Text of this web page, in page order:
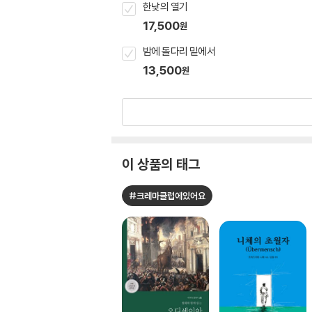
한낮의 열기
17,500원
밤에 돌다리 밑에서
13,500원
이 상품의 태그
#크레마클럽에있어요